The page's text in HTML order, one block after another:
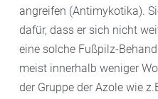
angreifen (Antimykotika).
dafür, dass er sich nicht
eine solche Fußpilz-
meist innerhalb weniger
der Gruppe der Azole wie